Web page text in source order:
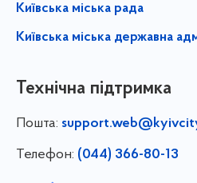
Київська міська рада
Київська міська державна
Технічна підтримка
Пошта:
Телефон: (044) 366-80-13